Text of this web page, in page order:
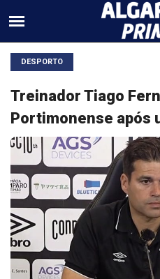
DESPORTO
Treinador Tiago
Portimonense após